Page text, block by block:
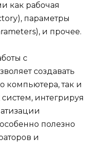
как рабочая
параметры
и прочее.
с
создавать
компьютера, так и
интегрируя
полезно
и